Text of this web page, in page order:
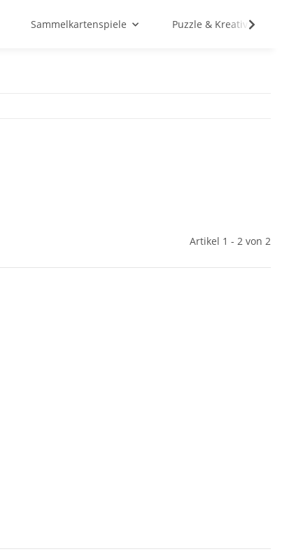
Sammelkartenspiele Puzzle & Kreativ
Artikel 1 - 2 von 2